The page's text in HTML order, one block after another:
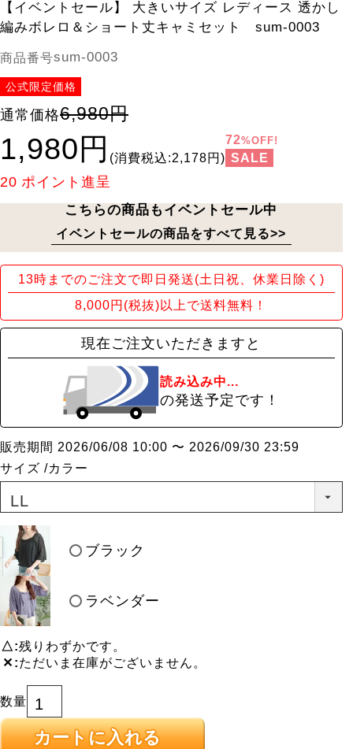
【イベントセール】 大きいサイズ レディース 透かし
編みボレロ＆ショート丈キャミセット sum-0003
商品番号sum-0003
公式限定価格
通常価格6,980円
1,980円 (消費税込:2,178円)
72%OFF!
SALE
20 ポイント進呈
こちらの商品もイベントセール中
イベントセールの商品をすべて見る>>
13時までのご注文で即日発送(土日祝、休業日除く)
8,000円(税抜)以上で送料無料！
現在ご注文いただきますと
読み込み中...
の発送予定です！
販売期間 2026/06/08 10:00 〜 2026/09/30 23:59
サイズ
カラー
ブラック
ラベンダー
△ 残りわずかです。
✕ ただいま在庫がございません。
カートに入れる